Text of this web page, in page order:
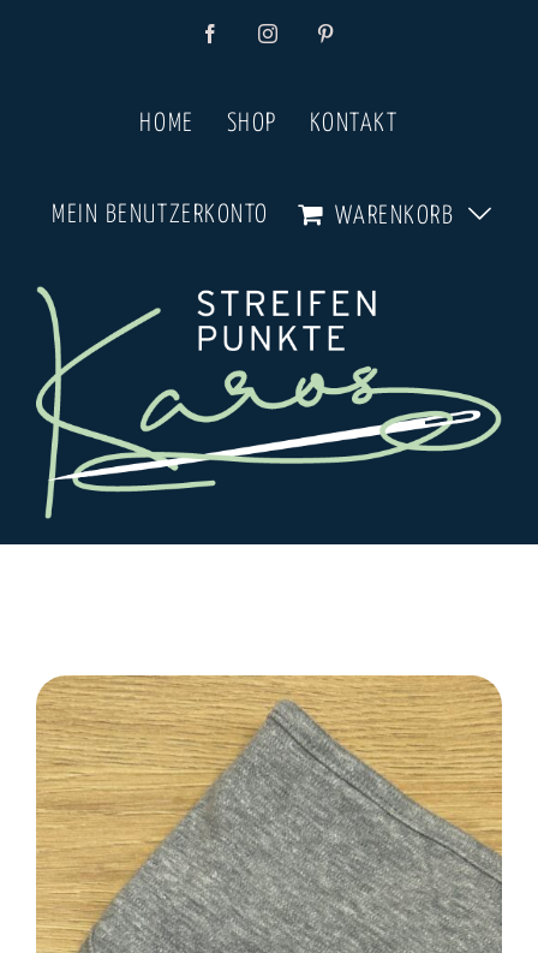
FacebookInstagramPinterest
HOME SHOP KONTAKT
MEIN BENUTZERKONTO WARENKORB